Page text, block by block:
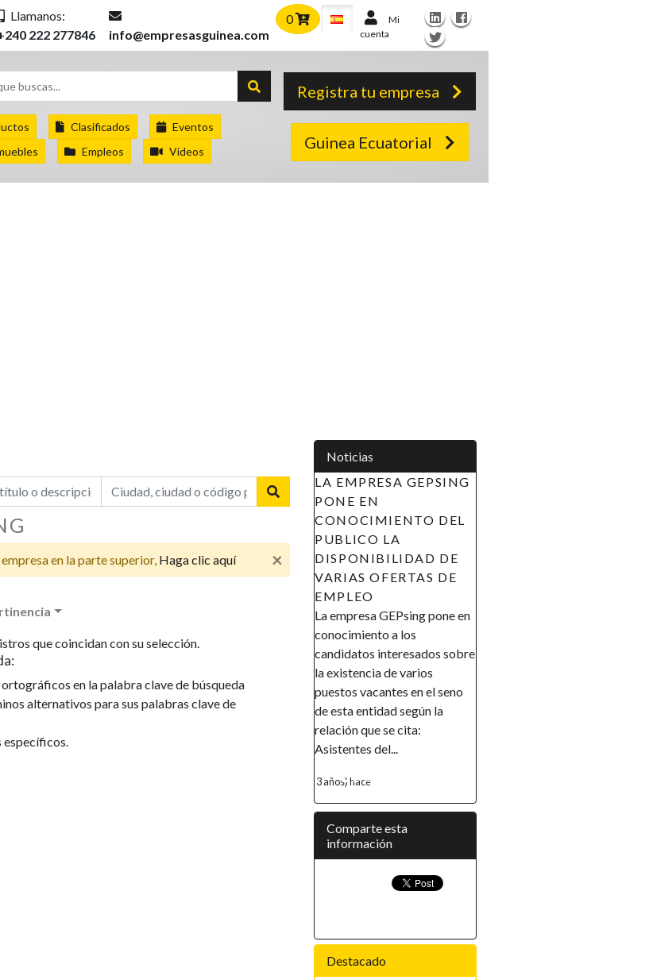
Llamanos:
222 277846
info@empresasguinea.com
0
Mi
cuenta
Clasificados
Eventos
Empleos Videos
Registra tu empresa
Guinea Ecuatorial
×
en la parte superior, Haga clic aquí
que coincidan con su selección.
en la palabra clave de búsqueda
alternativos para sus palabras clave de
específicos.
Noticias
LA EMPRESA GEPSING
PONE EN
CONOCIMIENTO DEL
PUBLICO LA
DISPONIBILIDAD DE
VARIAS OFERTAS DE
EMPLEO
La empresa GEPsing pone en
conocimiento a los
candidatos interesados sobre
la existencia de varios
puestos vacantes en el seno
de esta entidad según la
relación que se cita:
Asistentes del...
3 años) hace
APOYO A LAS
MUJER EN GUINEA
(AIMUGE) - AVISO DE
RECLUTAMIENTO
RECLUTAMIENTO El
Guinea Ecuatorial en el marco
de su política de promover la
inclusión y la autonomía
financiera, así como el
Comparte esta
información
Destacado